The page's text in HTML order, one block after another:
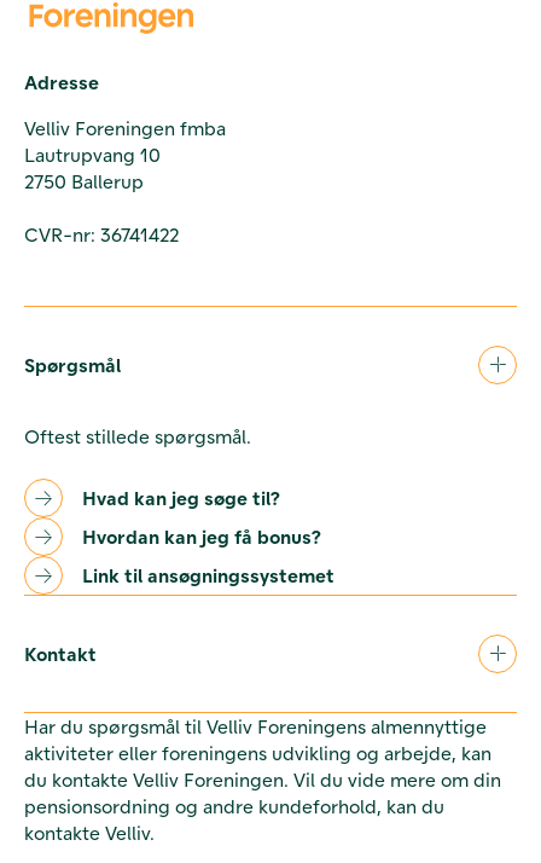
Adresse
Velliv Foreningen fmba
Lautrupvang 10
2750 Ballerup
CVR-nr: 36741422
Spørgsmål
Oftest stillede spørgsmål.
Hvad kan jeg søge til?
Hvordan kan jeg få bonus?
Link til ansøgningssystemet
Kontakt
Har du spørgsmål til Velliv Foreningens almennyttige
aktiviteter eller foreningens udvikling og arbejde, kan
du kontakte Velliv Foreningen. Vil du vide mere om din
pensionsordning og andre kundeforhold, kan du
kontakte Velliv.